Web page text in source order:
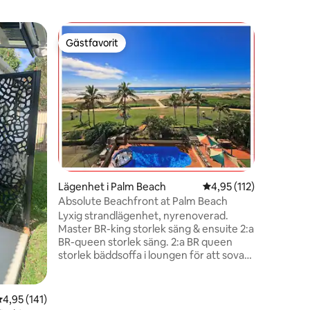
av 5 i genomsnittligt betyg, 141 omdömen
4,95 (141)
Gästfavorit
Gästfavorit
Lägenhet i Palm Beach 4,95 av 5 i
4,95 (112)
Absolute Beachfront at Palm Beach
Lyxig strandlägenhet, nyrenoverad.
Master BR-king storlek säng & ensuite 2:a
BR-queen storlek säng. 2:a BR queen
storlek bäddsoffa i loungen för att sova